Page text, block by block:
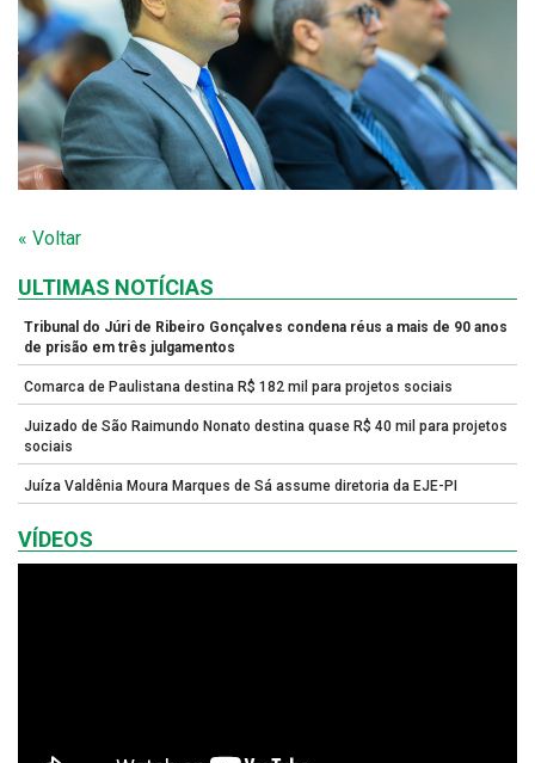
« Voltar
ULTIMAS NOTÍCIAS
Tribunal do Júri de Ribeiro Gonçalves condena réus a mais de 90 anos
de prisão em três julgamentos
Comarca de Paulistana destina R$ 182 mil para projetos sociais
Juizado de São Raimundo Nonato destina quase R$ 40 mil para projetos
sociais
Juíza Valdênia Moura Marques de Sá assume diretoria da EJE-PI
VÍDEOS